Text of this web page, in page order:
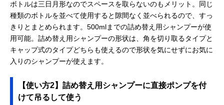
ボトルは三日月形なのでスペースを取らないのもメリット。同じ
種類のボトルを並べて使用すると隙間なく並べられるので、すっ
きりとまとめられます。500mlまでの詰め替え用シャンプーが使
用可能。詰め替え用シャンプーの形状は、角を切り取るタイプと
キャップ式のタイプどちらも使えるので形状を気にせずにお気に
入りのシャンプーが使えます。
【使い方2】詰め替え用シャンプーに直接ポンプを付
けて吊るして使う